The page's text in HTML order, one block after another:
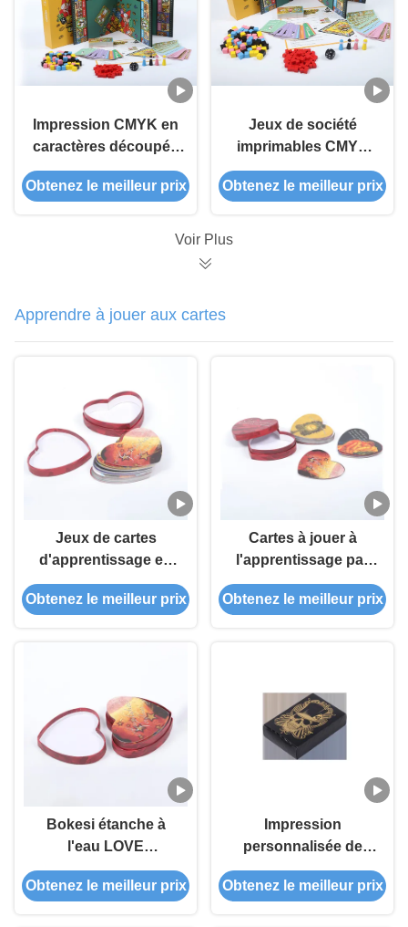
Impression CMYK en
caractères découpés
Jeu de société Marvel
Monopoly
Obtenez le meilleur prix
Jeux de société
imprimables CMYK
Logo personnalisé
pour le
Obtenez le meilleur prix
Voir Plus
Apprendre à jouer aux cartes
Jeux de cartes
d'apprentissage en
PVC imperméable à
l'eau
Obtenez le meilleur prix
Cartes à jouer à
l'apprentissage par
estampage à chaud
Obtenez le meilleur prix
Bokesi étanche à
l'eau LOVE
Apprentissage Jeux
de cartes Stamping à
Obtenez le meilleur prix
Impression
personnalisée de
cartes de jeu en PVC
noir
Obtenez le meilleur prix